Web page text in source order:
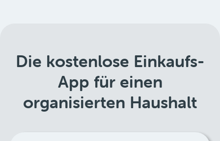
Die kostenlose Einkaufs-
App für einen
organisierten Haushalt